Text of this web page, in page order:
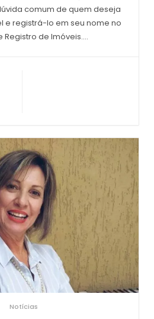
comum de quem deseja
e registrá-lo em seu nome no
Registro de Imóveis....
Notícias